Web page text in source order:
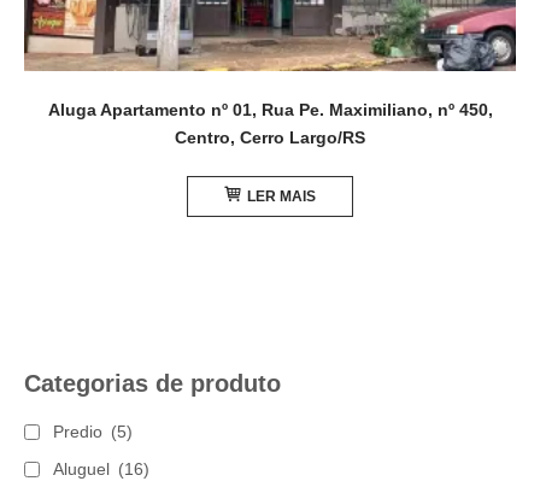
Aluga Apartamento nº 01, Rua Pe. Maximiliano, nº 450,
Centro, Cerro Largo/RS
LER MAIS
Categorias de produto
Predio (5)
Aluguel (16)